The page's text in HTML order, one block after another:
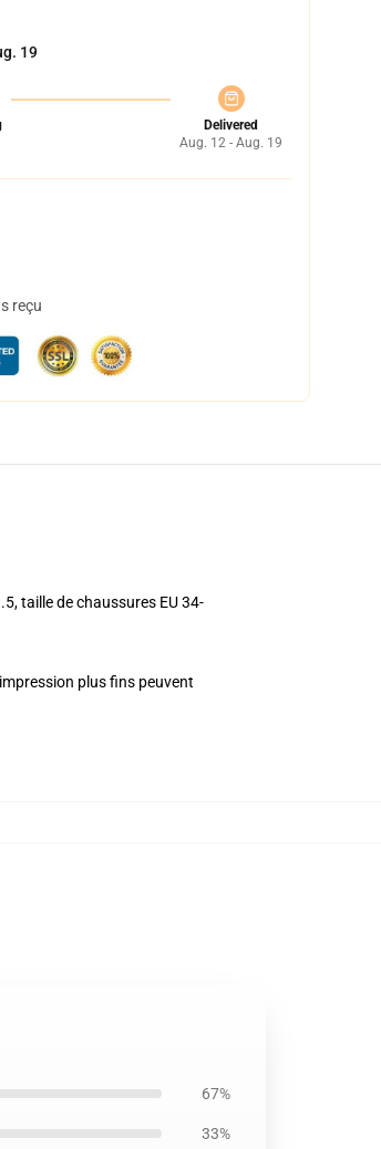
19
Delivered
Aug. 12 - Aug. 19
reçu
taille de chaussures EU 34-
plus fins peuvent
67%
33%